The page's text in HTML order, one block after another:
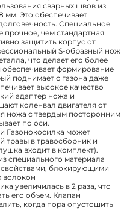
сварных швов из
мм. Это обеспечивает
Специальное
прочное, чем стандартная
защитить корпус от
S-образный нож
что делает его более
формирование
поднимает с газона даже
высокое качество
адаптер ножа и
коленвал двигателя от
ножа с твердым посторонним
по оси.
Газонокосилка может
травы в травосборник и
входит в комплект).
специального материала
блокирующими
волокон
увеличилась в 2 раза, что
его объем. Клапан
когда пора опустошить